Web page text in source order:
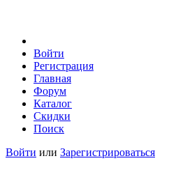
Войти
Регистрация
Главная
Форум
Каталог
Скидки
Поиск
Войти или Зарегистрироваться